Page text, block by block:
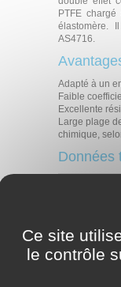
PTFE
élastomère.
AS4716.
Adapté à un
Faible
Excellente
Large plage
chimique,
Données
Fluides en
Ce site
le contrôle